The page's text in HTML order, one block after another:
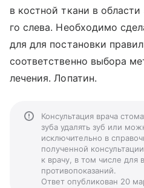
в костной ткани в
го слева. Необходимо
для для постановки
соответственно выбора
лечения. Лопатин.
Консультация врача
зуба удалять зуб или
исключительно в
полученной
к врачу, в том числе
противопоказаний.
Ответ опубликован 20